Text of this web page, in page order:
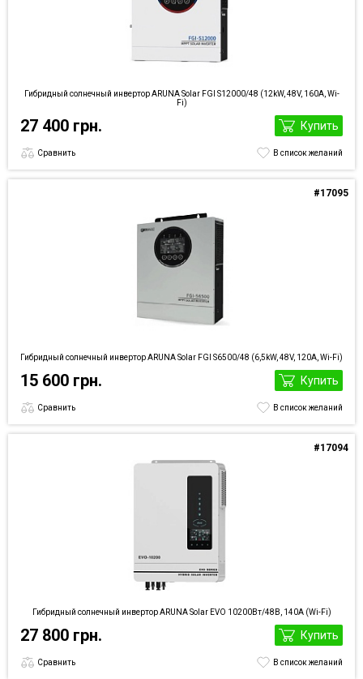
Гибридный солнечный инвертор ARUNA Solar FGI S12000/48 (12kW, 48V, 160А, Wi-
Fi)
27 400 грн. Купить
Сравнить В список желаний
Гибридный солнечный инвертор ARUNA Solar FGI S6500/48 (6,5kW, 48V, 120А, Wi-Fi)
#17095
15 600 грн. Купить
Сравнить В список желаний
Гибридный солнечный инвертор ARUNA Solar EVO 10200Вт/48В, 140А (Wi-Fi)
#17094
27 800 грн. Купить
Сравнить В список желаний